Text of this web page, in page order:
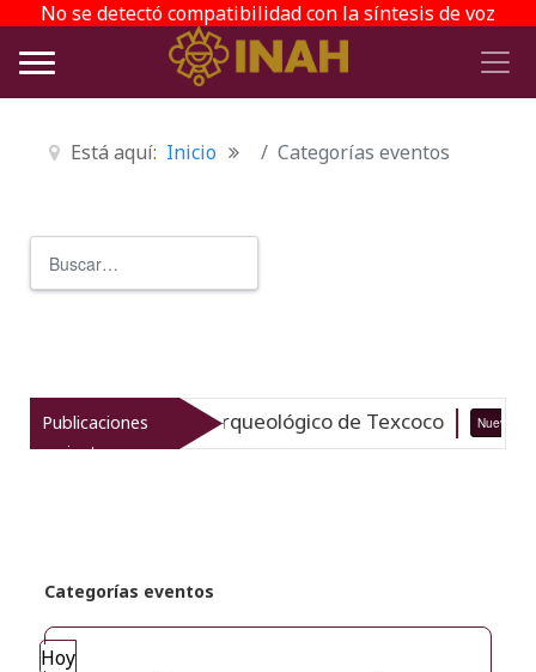
No se detectó compatibilidad con la síntesis de voz
Está aquí: Inicio Categorías eventos
Publicaciones
recientes
el patrimonio arqueológico de Texcoco Nuevo
Categorías eventos
Hoy